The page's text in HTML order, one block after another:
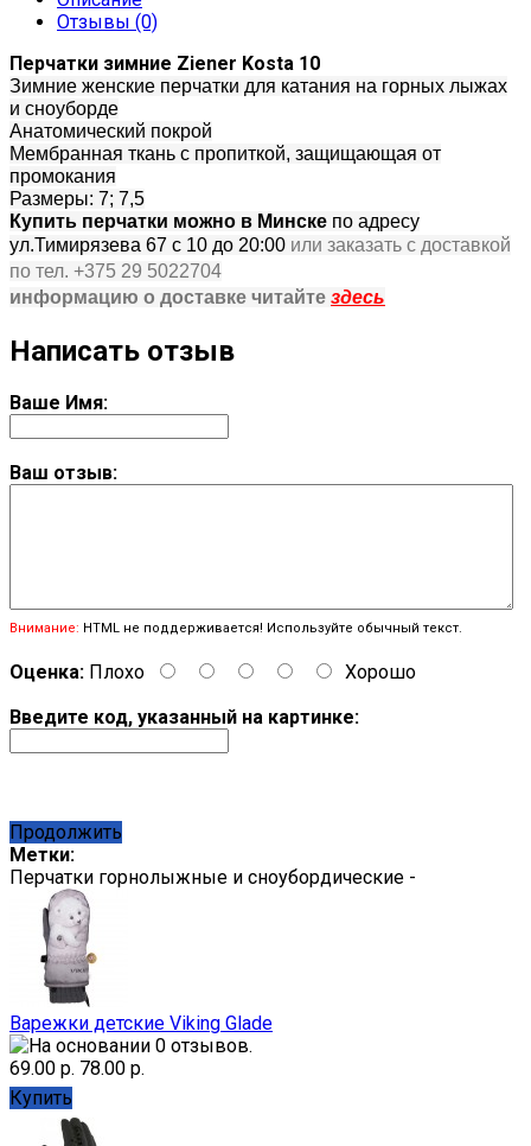
Отзывы (0)
Перчатки зимние Ziener Kosta 10
Зимние женские перчатки для катания на горных лыжах
и сноуборде
Анатомический покрой
Мембранная ткань с пропиткой, защищающая от
промокания
Размеры: 7; 7,5
Купить перчатки можно в Минске по адресу
ул.Тимирязева 67 с 10 до 20:00 или заказать с доставкой
по тел. +375 29 5022704
информацию о доставке читайте здесь
Написать отзыв
Ваше Имя:
Ваш отзыв:
Внимание: HTML не поддерживается! Используйте обычный текст.
Оценка: Плохо
Хорошо
Введите код, указанный на картинке:
Продолжить
Метки:
Перчатки горнолыжные и сноубордические -
Варежки детские Viking Glade
69.00 р. 78.00 р.
Купить